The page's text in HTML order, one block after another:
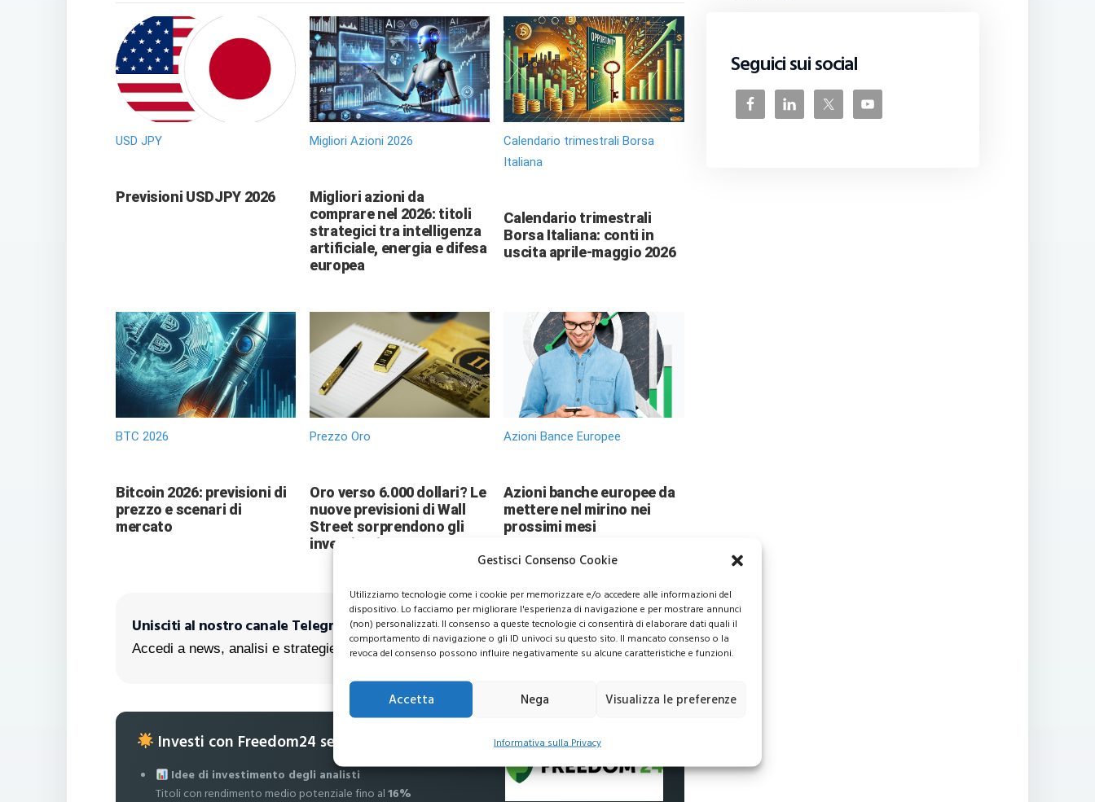
Gestisci Consenso Cookie
Utilizziamo tecnologie come i cookie per memorizzare e/o accedere alle informazioni del
dispositivo. Lo facciamo per migliorare l'esperienza di navigazione e per mostrare annunci
(non) personalizzati. Il consenso a queste tecnologie ci consentirà di elaborare dati quali il
comportamento di navigazione o gli ID univoci su questo sito. Il mancato consenso o la
revoca del consenso possono influire negativamente su alcune caratteristiche e funzioni.
Accetta Nega Visualizza le preferenze
Informativa sulla Privacy
USD JPY
Previsioni USDJPY 2026
Migliori Azioni 2026
Migliori azioni da
comprare nel 2026: titoli
strategici tra intelligenza
artificiale, energia e difesa
europea
Calendario trimestrali Borsa
Italiana
Calendario trimestrali
Borsa Italiana: conti in
uscita aprile-maggio 2026
BTC 2026
Bitcoin 2026: previsioni di
prezzo e scenari di
mercato
Prezzo Oro
Oro verso 6.000 dollari? Le
nuove previsioni di Wall
Street sorprendono gli
investitori
Azioni Bance Europee
Azioni banche europee da
mettere nel mirino nei
prossimi mesi
Unisciti al nostro canale Telegram!
Accedi a news, analisi e strategie esclusive per i tuoi investimenti
Investi con Freedom24 senza commissioni
Idee di investimento degli analisti
Titoli con rendimento medio potenziale fino al16%
Seguici sui social